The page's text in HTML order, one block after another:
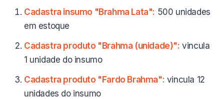
Cadastra insumo "Brahma Lata": 500 unidades
em estoque
Cadastra produto "Brahma (unidade)": vincula
1 unidade do insumo
Cadastra produto "Fardo Brahma": vincula 12
unidades do insumo